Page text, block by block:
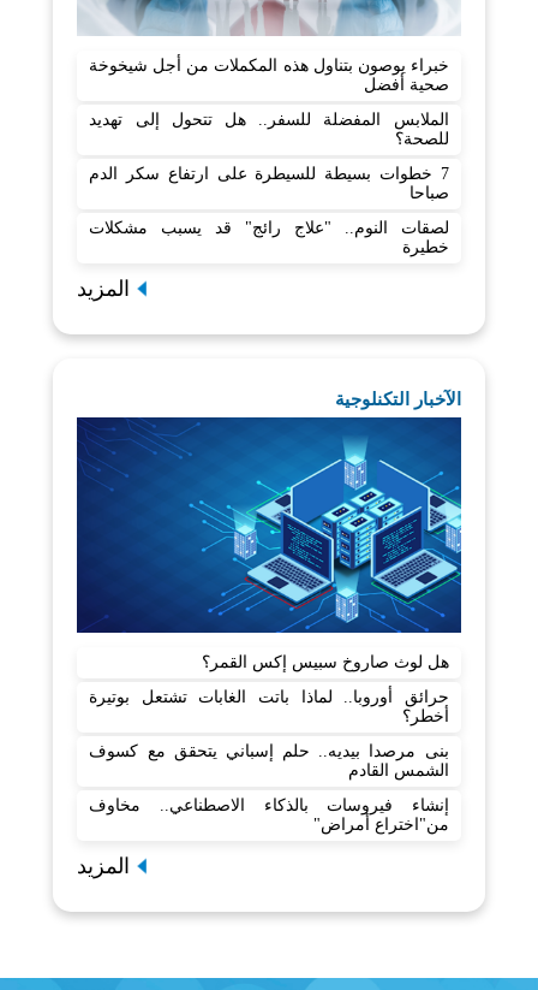
خبراء يوصون بتناول هذه المكملات من أجل شيخوخة
صحية أفضل
الملابس المفضلة للسفر.. هل تتحول إلى تهديد
للصحة؟
7 خطوات بسيطة للسيطرة على ارتفاع سكر الدم
صباحا
لصقات النوم.. "علاج رائج" قد يسبب مشكلات
خطيرة
المزيد
الآخبار التكنلوجية
هل لوث صاروخ سبيس إكس القمر؟
حرائق أوروبا.. لماذا باتت الغابات تشتعل بوتيرة
أخطر؟
بنى مرصدا بيديه.. حلم إسباني يتحقق مع كسوف
الشمس القادم
إنشاء فيروسات بالذكاء الاصطناعي.. مخاوف
من"اختراع أمراض"
المزيد